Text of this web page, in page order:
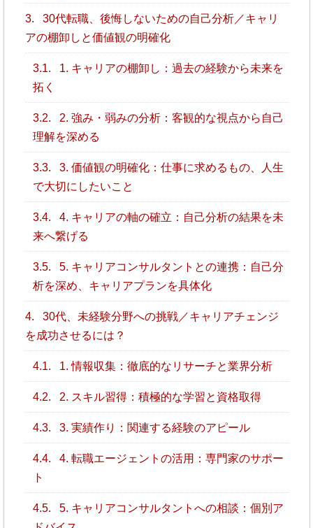
3.
30代転職、後悔しないための自己分析／キャリ
アの棚卸しと価値観の明確化
3.1.
1. キャリアの棚卸し：過去の経験から未来を
拓く
3.2.
2. 強み・弱みの分析：客観的な視点から自己
理解を深める
3.3.
3. 価値観の明確化：仕事に求めるもの、人生
で大切にしたいこと
3.4.
4. キャリアの軸の確立：自己分析の結果を未
来へ繋げる
3.5.
5. キャリアコンサルタントとの連携：自己分
析を深め、キャリアプランを具体化
4.
30代、未経験分野への挑戦／キャリアチェンジ
を成功させるには？
4.1. 1. 情報収集：徹底的なリサーチと業界分析
4.2. 2. スキル習得：積極的な学習と資格取得
4.3. 3. 実績作り：関連する経験のアピール
4.4.
4. 転職エージェントの活用：専門家のサポー
ト
4.5.
5. キャリアコンサルタントへの相談：個別ア